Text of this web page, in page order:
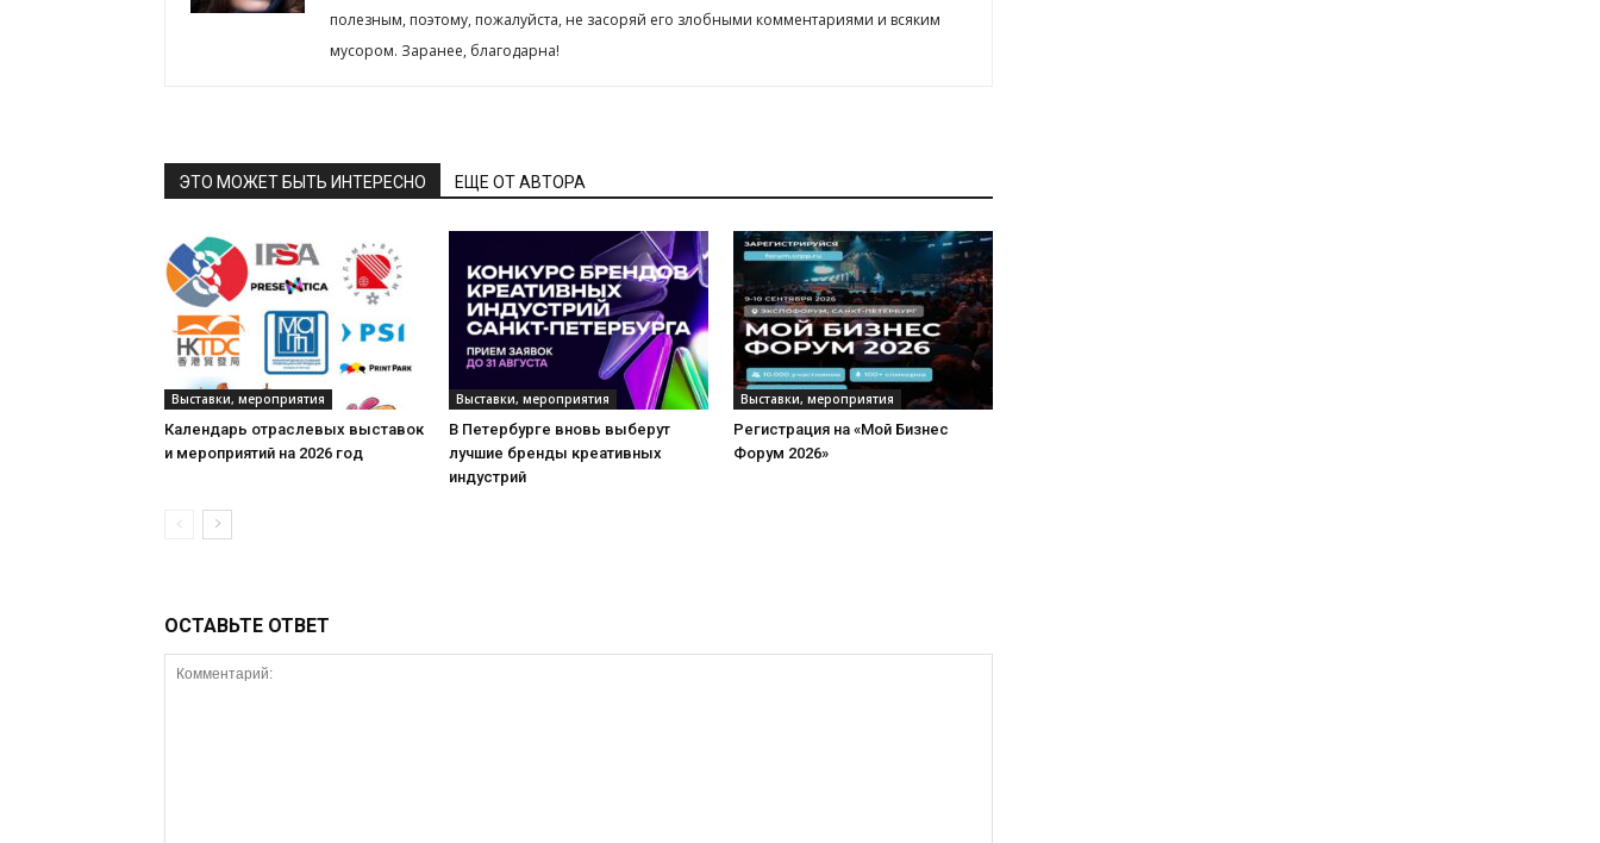
полезным, поэтому, пожалуйста, не засоряй его злобными комментариями и всяким
мусором. Заранее, благодарна!
ЭТО МОЖЕТ БЫТЬ ИНТЕРЕСНО ЕЩЕ ОТ АВТОРА
Выставки, мероприятия
Календарь отраслевых выставок
и мероприятий на 2026 год
Выставки, мероприятия
В Петербурге вновь выберут
лучшие бренды креативных
индустрий
Выставки, мероприятия
Регистрация на «Мой Бизнес
Форум 2026»
ОСТАВЬТЕ ОТВЕТ